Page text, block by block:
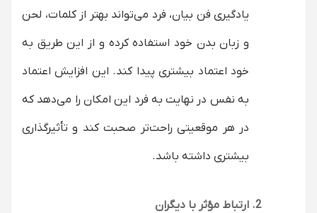
یادگیری فن بیان، فرد می‌تواند بهتر از کلمات، لحن
و زبان بدن خود استفاده کرده و از این طریق به
خود اعتماد بیشتری پیدا کند. این افزایش اعتماد
به نفس در نهایت به فرد این امکان را می‌دهد که
در هر موقعیتی راحت‌تر صحبت کند و تأثیرگذاری
بیشتری داشته باشد.
ارتباط مؤثر با دیگران